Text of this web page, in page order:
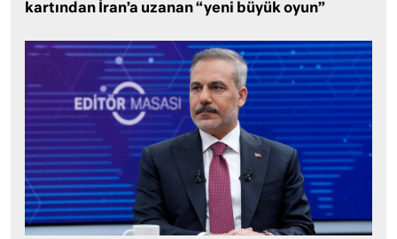
kartından İran’a uzanan “yeni büyük oyun”